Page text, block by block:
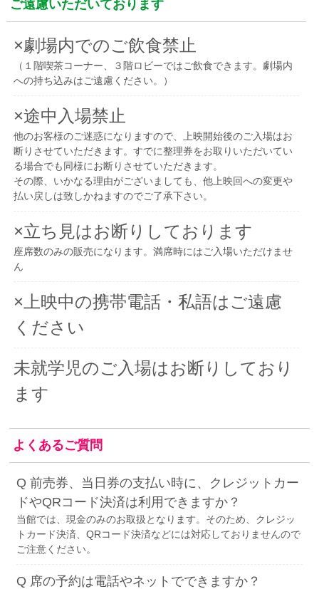
ご遠慮いただいております
×劇場内でのご飲食禁止
（１階喫茶コーナー、３階ロビーではご飲食できます。劇場内
への持ち込みはご遠慮ください。）
×途中入場禁止
他のお客様のご迷惑になりますので、上映開始後のご入場はお
断りさせていただきます。すでに整理券をお取りいただいてい
る場合でも同様にお断りさせていただきます。
その際、いかなる理由がございましても、他上映回への変更や
払い戻しは致しかねますのでご了承下さい。
×立ち見はお断りしております
座席数のみの販売になります。満席時にはご入場いただけませ
ん
×上映中の携帯電話・私語はご遠慮
ください
未就学児のご入場はお断りしており
ます
よくあるご質問
Q 前売券、当日券の支払い時に、クレジットカー
ドやQRコード決済は利用できますか？
当館では、現金のみのお取扱となります。そのため、クレジッ
トカード決済、QRコード決済などには対応しておりませんので
ご注意ください。
Q 席の予約は電話やネットでできますか？